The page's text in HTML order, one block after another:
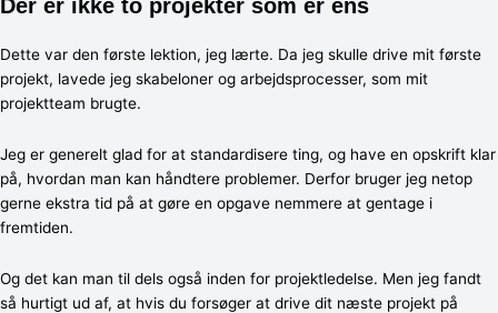
Der er ikke to projekter som er ens
Dette var den første lektion, jeg lærte. Da jeg skulle drive mit første
projekt, lavede jeg skabeloner og arbejdsprocesser, som mit
projektteam brugte.
Jeg er generelt glad for at standardisere ting, og have en opskrift klar
på, hvordan man kan håndtere problemer. Derfor bruger jeg netop
gerne ekstra tid på at gøre en opgave nemmere at gentage i
fremtiden.
Og det kan man til dels også inden for projektledelse. Men jeg fandt
så hurtigt ud af, at hvis du forsøger at drive dit næste projekt på